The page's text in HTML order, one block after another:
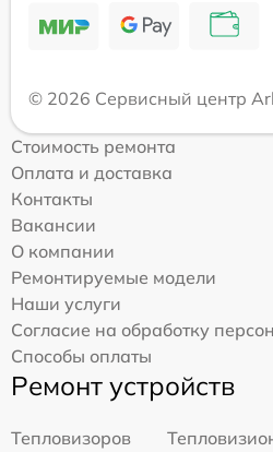
© 2026 Сервисный центр
Стоимость ремонта
Оплата и доставка
Контакты
Вакансии
О компании
Ремонтируемые модели
Наши услуги
Согласие на обработку
Способы оплаты
Ремонт устройств
Тепловизоров